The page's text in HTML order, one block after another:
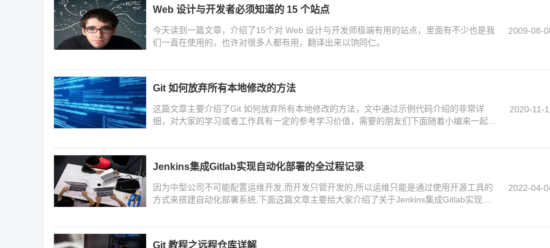
Web 设计与开发者必须知道的 15 个站点
今天读到一篇文章，介绍了15个对 Web 设计与开发师极端有用的站点，里面有不少也是我
们一直在使用的，也许对很多人都有用，翻译出来以饷同仁。
2009-08-
Git 如何放弃所有本地修改的方法
这篇文章主要介绍了Git 如何放弃所有本地修改的方法，文中通过示例代码介绍的非常详
细，对大家的学习或者工作具有一定的参考学习价值，需要的朋友们下面随着小编来一起学
2020-11-
Jenkins集成Gitlab实现自动化部署的全过程记录
因为中型公司不可能配置运维开发,而开发只管开发的,所以运维只能是通过使用开源工具的
方式来搭建自动化部署系统,下面这篇文章主要给大家介绍了关于Jenkins集成Gitlab实现自
2022-04-
Git 教程之远程仓库详解